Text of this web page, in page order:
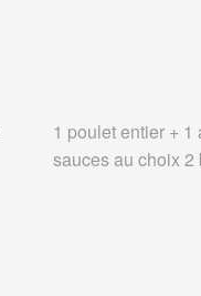
1 poulet entier +
sauces au choix